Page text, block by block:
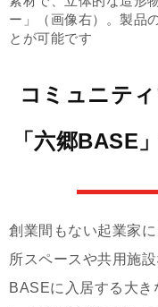
ー」（画像右）。製品
とが可能です
コミュニテ
「六郷BASE
創業間もない起業家
所スペースや共用施
BASEに入居する大